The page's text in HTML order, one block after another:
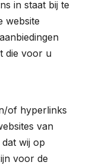
in staat bij te
website
die voor u
of hyperlinks
van
wij op
voor de